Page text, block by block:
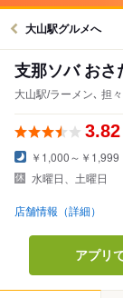
大山駅グルメへ
支那ソバ おさ
大山駅/ラーメン､ 担
3.82
￥1,000～￥1,999
水曜日、土曜日
店舗情報（詳細）
アプリ